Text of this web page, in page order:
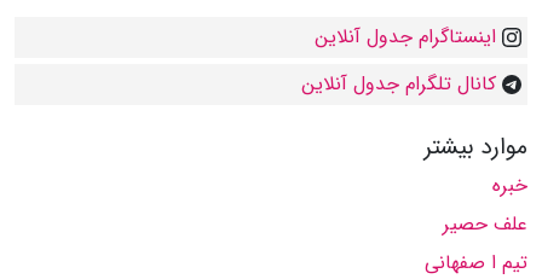
اینستاگرام جدول آنلاین
کانال تلگرام جدول آنلاین
موارد بیشتر
خبره
علف حصیر
تیم ا صفهانی